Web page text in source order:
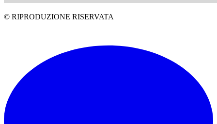
© RIPRODUZIONE RISERVATA